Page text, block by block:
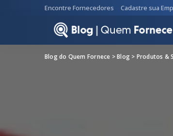
Encontre Fornecedores Cadastre sua
Blog do Quem Fornece >Blog > Produtos &